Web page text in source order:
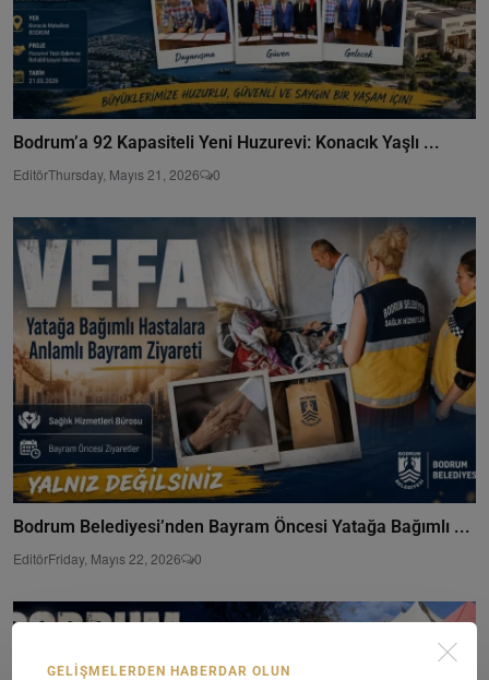
Bodrum’a 92 Kapasiteli Yeni Huzurevi: Konacık Yaşlı ...
EditörThursday, Mayıs 21, 2026 0
Bodrum Belediyesi’nden Bayram Öncesi Yatağa Bağımlı ...
EditörFriday, Mayıs 22, 2026 0
GELIŞMELERDEN HABERDAR OLUN